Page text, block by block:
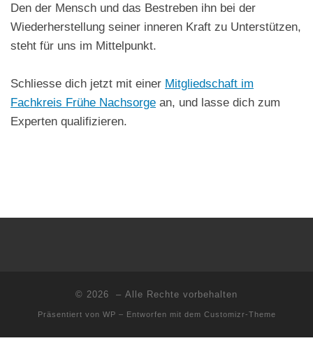
Den der Mensch und das Bestreben ihn bei der
Wiederherstellung seiner inneren Kraft zu Unterstützen,
steht für uns im Mittelpunkt.
Schliesse dich jetzt mit einer Mitgliedschaft im
Fachkreis Frühe Nachsorge an, und lasse dich zum
Experten qualifizieren.
© 2026 – Alle Rechte vorbehalten
Präsentiert von WP – Entworfen mit dem Customizr-Theme